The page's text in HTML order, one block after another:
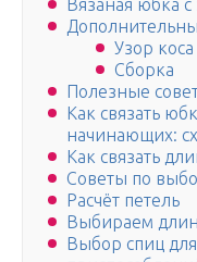
Вязаная юбка
Узор коса
Сборка
Полезные
Как связать
начинающих:
Как связать
Советы по
Расчёт петель
Выбираем
Выбор спиц